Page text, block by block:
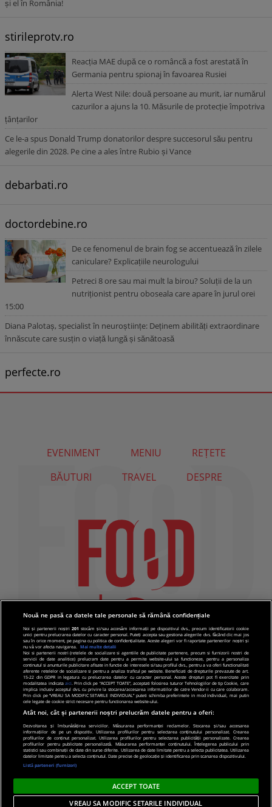
și el în România!
stirileprotv.ro
Reacția MAE după ce o româncă a fost arestată în
Germania pentru spionaj în favoarea Rusiei
Alerta West Nile: două persoane au murit, iar numărul
cazurilor a ajuns la 10. Măsurile de protecție împotriva
țânțarilor
Ce le-a spus Donald Trump donatorilor despre succesorul său pentru
alegerile din 2028. Pe cine a ales între Rubio și Vance
debarbati.ro
doctordebine.ro
De ce fenomenul de brain fog se accentuează în zilele
caniculare? Explicațiile neurologului
Petreci 8 ore sau mai mult la birou? Soluții de la un
nutriționist pentru oboseala care apare în jurul orei
15:00
Diana Palotaș, specialist în neuroștiințe: Deținem abilități extraordinare
înnăscute care susțin o viață lungă și sănătoasă
perfecte.ro
EVENIMENT MENIU
REȚETE
BĂUTURI
TRAVEL DESPRE
© 2019 PRO TV S.R.L |Politica de Cookie|Politica
de confidentialitate
Nouă ne pasă ca datele tale personale să rămână confidențiale
Noi și partenerii noștri201 stocăm și/sau accesăm informații pe dispozitivul dvs., precum identificatorii cookie
unici pentru prelucrarea datelor cu caracter personal. Puteți accepta sau gestiona alegerile dvs. făcând clic mai jos
sau în orice moment, pe pagina cu politica de confidențialitate. Aceste alegeri vor fi raportate partenerilor noștri și
nu vă vor afecta navigarea.
Mai multe detalii
Noi si partenerii nostri (retelele de socializare si agentiile de publicitate partenere, precum si furnizorii nostri de
servicii de date analitice) prelucram date pentru a permite website-ului sa functioneze, pentru a personaliza
continutul si anunturile publicitare afisate in functie de interesele si/sau profilul dvs., pentru a va oferi functionalitati
aferente retelelor de socializare si pentru a analiza traficul pe website. Beneficiati de drepturile prevazute de art.
15-22 din GDPR in legatura cu prelucrarea datelor cu caracter personal. Aceste drepturi pot fi exercitate prin
modalitatea indicata aici. Prin click pe “ACCEPT TOATE”, acceptati folosirea tuturor Tehnologiilor de tip Cookie, care
implica inclusiv acceptul dvs. cu privire la stocarea/accesarea informatiilor de catre Vendor-ii cu care colaboram.
Prin click pe “VREAU SA MODIFIC SETARILE INDIVIDUAL” puteti schimba preferintele in mod individual, mai putin
cele legate de cookie strict necesare pentru functionarea website-ului.
Atât noi, cât și partenerii noștri prelucrăm datele pentru a oferi:
Dezvoltarea și îmbunătățirea serviciilor. Măsurarea performanței reclamelor. Stocarea și/sau accesarea
informațiilor de pe un dispozitiv. Utilizarea profilurilor pentru selectarea conținutului personalizat. Crearea
profilurilor de conținut personalizat. Utilizarea profilurilor pentru selectarea publicității personalizate. Crearea
profilurilor pentru publicitate personalizată. Măsurarea performanței conținutului. Înțelegerea publicului prin
statistici sau combinații de date din surse diferite. Utilizarea de date limitate pentru a selecta publicitatea. Utilizarea
datelor limitate pentru a selecta conținutul. Date precise de geolocație și identificarea prin scanarea dispozitivului.
Listă parteneri (furnizori)
ACCEPT TOATE
VREAU SA MODIFIC SETARILE INDIVIDUAL